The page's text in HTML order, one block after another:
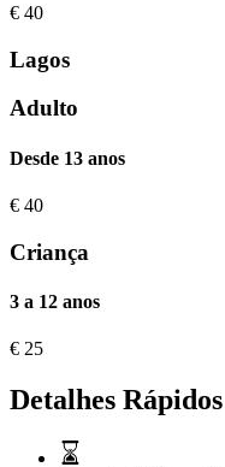
€ 40
Lagos
Adulto
Desde 13 anos
€ 40
Criança
3 a 12 anos
€ 25
Detalhes Rápidos